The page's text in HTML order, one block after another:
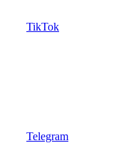
TikTok
Telegram